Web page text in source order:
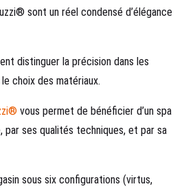
sont un réel condensé d’élégance
distinguer la précision dans les
choix des matériaux.
vous permet de bénéficier d’un spa
par ses qualités techniques, et par sa
sous six configurations (virtus,